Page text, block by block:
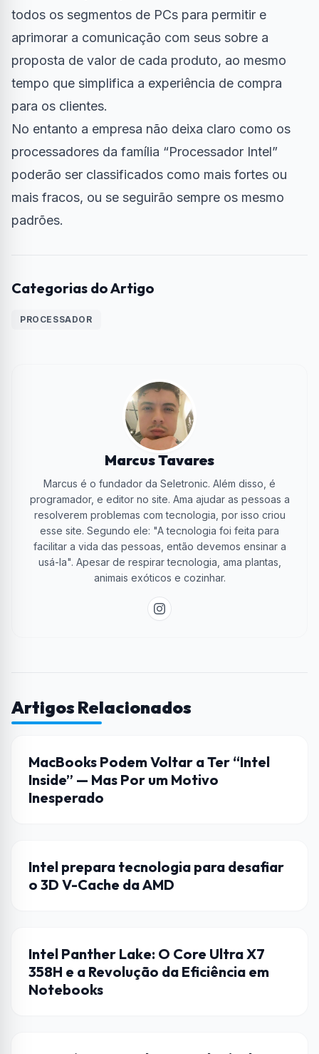
todos os segmentos de PCs para permitir e
aprimorar a comunicação com seus sobre a
proposta de valor de cada produto, ao mesmo
tempo que simplifica a experiência de compra
para os clientes.
No entanto a empresa não deixa claro como os
processadores da família “Processador Intel”
poderão ser classificados como mais fortes ou
mais fracos, ou se seguirão sempre os mesmo
padrões.
Categorias do Artigo
PROCESSADOR
Marcus Tavares
Marcus é o fundador da Seletronic. Além disso, é
programador, e editor no site. Ama ajudar as pessoas a
resolverem problemas com tecnologia, por isso criou
esse site. Segundo ele: "A tecnologia foi feita para
facilitar a vida das pessoas, então devemos ensinar a
usá-la". Apesar de respirar tecnologia, ama plantas,
animais exóticos e cozinhar.
Artigos Relacionados
APPLE
MacBooks Podem Voltar a Ter “Intel
Inside” — Mas Por um Motivo
Inesperado
AMD
Intel prepara tecnologia para desafiar
o 3D V-Cache da AMD
CURIOSIDADES
Intel Panther Lake: O Core Ultra X7
358H e a Revolução da Eficiência em
Notebooks